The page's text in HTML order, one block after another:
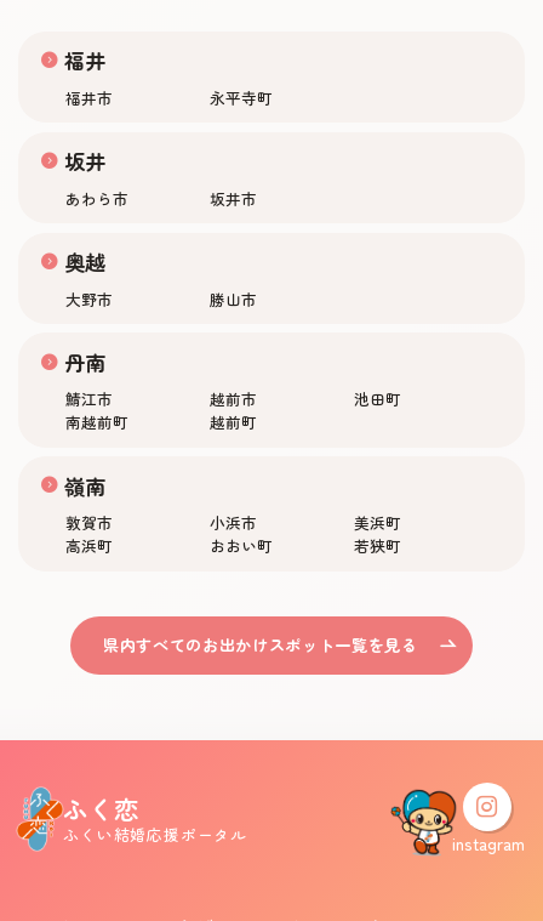
福井
福井市 永平寺町
坂井
あわら市 坂井市
奥越
大野市 勝山市
丹南
鯖江市 越前市
池田町
南越前町
越前町
嶺南
敦賀市 小浜市
美浜町
高浜町
おおい町 若狭町
県内すべてのお出かけスポット一覧を見る
ふく恋
ふくい結婚応援ポータル instagram